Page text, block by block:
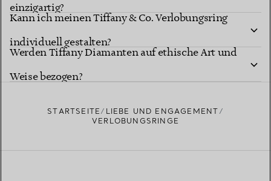
Tiffany Diamantformen
einzigartig?
Kann ich meinen Tiffany & Co. Verlobungsring
individuell gestalten?
Tiffany Ring-Studio
Werden Tiffany Diamanten auf ethische Art und
Weise bezogen?
STARTSEITE
LIEBE UND ENGAGEMENT
VERLOBUNGSRINGE